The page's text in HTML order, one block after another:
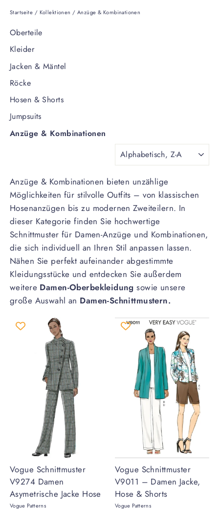
Startseite / Kollektionen / Anzüge & Kombinationen
Oberteile
Kleider
Jacken & Mäntel
Röcke
Hosen & Shorts
Jumpsuits
Anzüge & Kombinationen
SORTIEREN
Anzüge & Kombinationen bieten unzählige
Möglichkeiten für stilvolle Outfits – von klassischen
Hosenanzügen bis zu modernen Zweiteilern. In
dieser Kategorie finden Sie hochwertige
Schnittmuster für Damen-Anzüge und Kombinationen,
die sich individuell an Ihren Stil anpassen lassen.
Nähen Sie perfekt aufeinander abgestimmte
Kleidungsstücke und entdecken Sie außerdem
weitere Damen-Oberbekleidung sowie unsere
große Auswahl an Damen-Schnittmustern.
Vogue Schnittmuster
V9274 Damen
Asymetrische Jacke Hose
Vogue Patterns
Vogue Schnittmuster
V9011 – Damen Jacke,
Hose & Shorts
Vogue Patterns